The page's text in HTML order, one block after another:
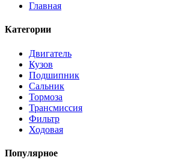
Главная
Категории
Двигатель
Кузов
Подшипник
Сальник
Тормоза
Трансмиссия
Фильтр
Ходовая
Популярное